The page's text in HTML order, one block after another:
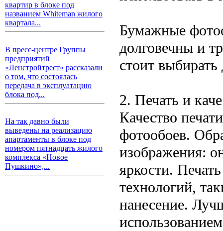
квартир в блоке под
названием Whiteman жилого
квартала...
В пресс-центре Группы
предприятий
«Ленстройтрест» рассказали
о том, что состоялась
передача в эксплуатацию
блока под...
На так давно были
выведены на реализацию
апартаменты в блоке под
номером пятнадцать жилого
комплекса «Новое
Пушкино»,...
Бумажные
долговечны и
стоит
2. Печать и
Качество
фотообоев.
изображения:
яркости.
технологий,
нанесение.